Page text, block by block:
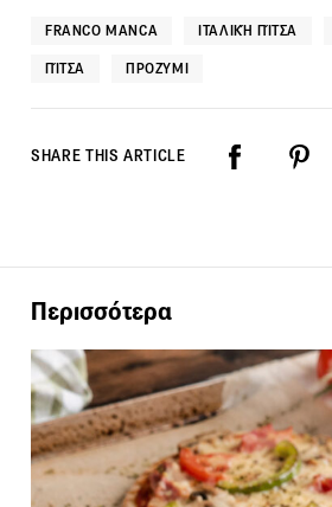
FRANCO MANCA ΙΤΑΛΙΚΉ ΠΊΤΣΑ
ΠΊΤΣΑ ΠΡΟΖΎΜΙ
SHARE THIS ARTICLE
Περισσότερα